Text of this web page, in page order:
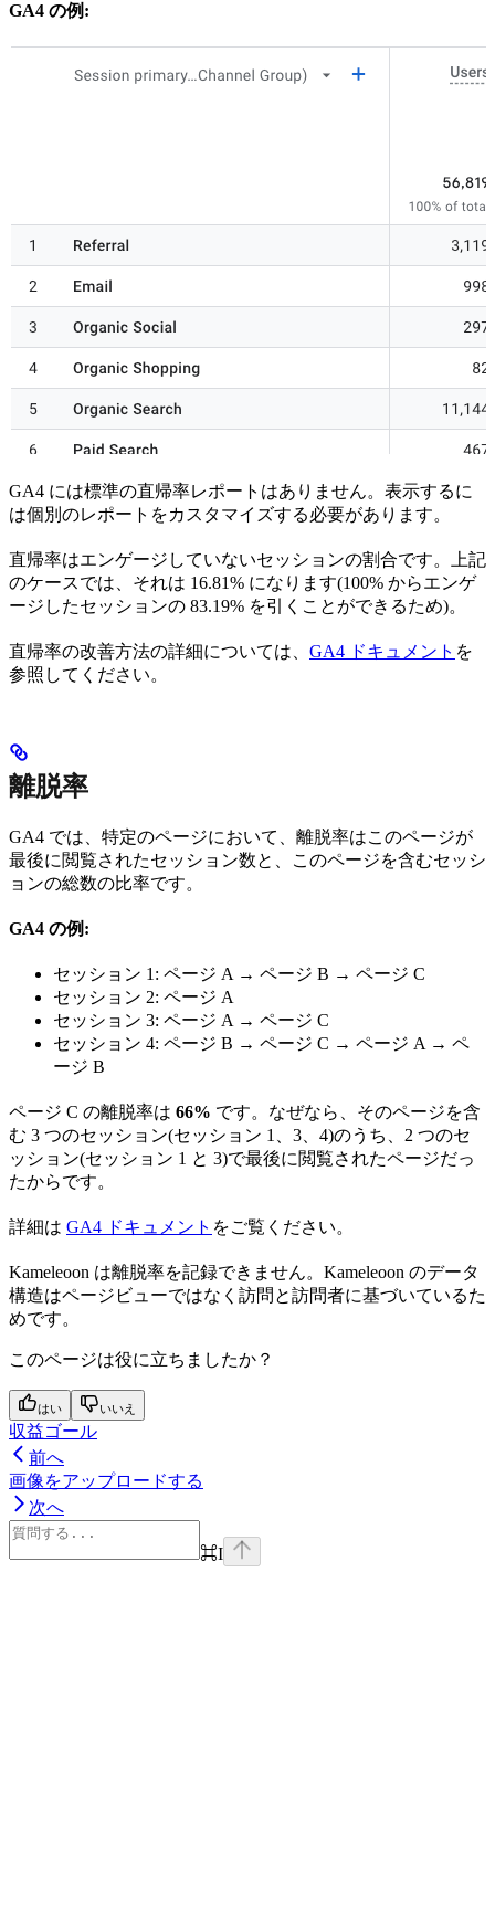
GA4 の例:
GA4 には標準の直帰率レポートはありません。表示するに
は個別のレポートをカスタマイズする必要があります。
直帰率はエンゲージしていないセッションの割合です。上記
のケースでは、それは 16.81% になります(100% からエンゲ
ージしたセッションの 83.19% を引くことができるため)。
直帰率の改善方法の詳細については、 GA4 ドキュメント を
参照してください。
離脱率
GA4 では、特定のページにおいて、離脱率はこのページが
最後に閲覧されたセッション数と、このページを含むセッシ
ョンの総数の比率です。
GA4 の例:
セッション 1: ページ A → ページ B → ページ C
セッション 2: ページ A
セッション 3: ページ A → ページ C
セッション 4: ページ B → ページ C → ページ A → ペ
ージ B
ページ C の離脱率は 66% です。なぜなら、そのページを含
む 3 つのセッション(セッション 1、3、4)のうち、2 つのセ
ッション(セッション 1 と 3)で最後に閲覧されたページだっ
たからです。
詳細は GA4 ドキュメント をご覧ください。
Kameleoon は離脱率を記録できません。Kameleoon のデータ
構造はページビューではなく訪問と訪問者に基づいているた
めです。
このページは役に立ちましたか？
はい いいえ
収益ゴール
前へ
画像をアップロードする
次へ
⌘I